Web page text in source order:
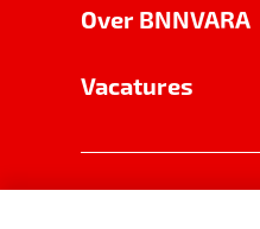
Over BNNVARA
Vacatures